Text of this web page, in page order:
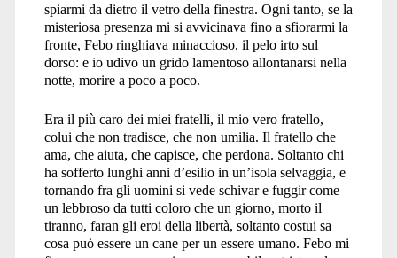
spiarmi da dietro il vetro della finestra. Ogni tanto, se la
misteriosa presenza mi si avvicinava fino a sfiorarmi la
fronte, Febo ringhiava minaccioso, il pelo irto sul
dorso: e io udivo un grido lamentoso allontanarsi nella
notte, morire a poco a poco.
Era il più caro dei miei fratelli, il mio vero fratello,
colui che non tradisce, che non umilia. Il fratello che
ama, che aiuta, che capisce, che perdona. Soltanto chi
ha sofferto lunghi anni d’esilio in un’isola selvaggia, e
tornando fra gli uomini si vede schivar e fuggir come
un lebbroso da tutti coloro che un giorno, morto il
tiranno, faran gli eroi della libertà, soltanto costui sa
cosa può essere un cane per un essere umano. Febo mi